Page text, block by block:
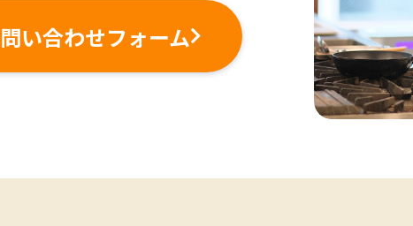
い合わせフォーム